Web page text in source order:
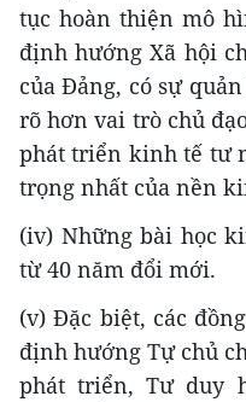
tục hoàn thiện mô
định hướng Xã hội
của Đảng, có sự
rõ hơn vai trò chủ
phát triển kinh tế tư
trọng nhất của nền
(iv) Những bài học
từ 40 năm đổi mới.
(v) Đặc biệt, các
định hướng Tự chủ
phát triển, Tư duy